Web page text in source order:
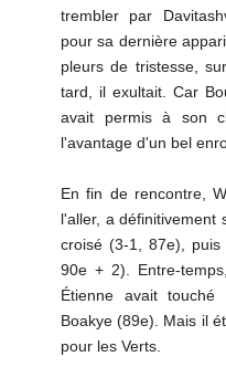
trembler par
pour sa dernière
pleurs de tristesse,
tard, il exultait. Car
avait permis à son
l'avantage d'un bel
En fin de rencontre,
l'aller, a définitivement
croisé (3-1, 87e), puis
90e + 2). Entre-
Étienne avait
Boakye (89e). Mais il
pour les Verts.